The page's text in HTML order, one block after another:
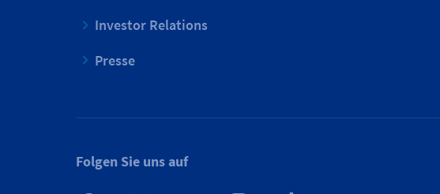
Investor Relations
Presse
Folgen Sie uns auf